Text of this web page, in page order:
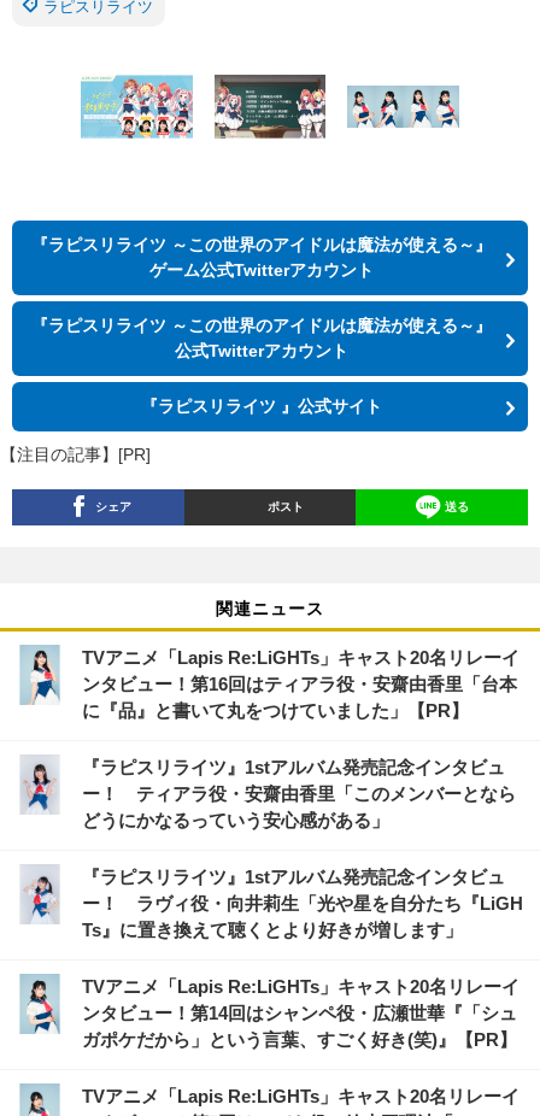
ラピスリライツ
『ラピスリライツ ～この世界のアイドルは魔法が使える～』
ゲーム公式Twitterアカウント
『ラピスリライツ ～この世界のアイドルは魔法が使える～』
公式Twitterアカウント
『ラピスリライツ 』公式サイト
【注目の記事】[PR]
シェア ポスト 送る
関連ニュース
TVアニメ「Lapis Re:LiGHTs」キャスト20名リレーイ
ンタビュー！第16回はティアラ役・安齋由香里「台本
に『品』と書いて丸をつけていました」【PR】
『ラピスリライツ』1stアルバム発売記念インタビュ
ー！ ティアラ役・安齋由香里「このメンバーとなら
どうにかなるっていう安心感がある」
『ラピスリライツ』1stアルバム発売記念インタビュ
ー！ ラヴィ役・向井莉生「光や星を自分たち『LiGH
Ts』に置き換えて聴くとより好きが増します」
TVアニメ「Lapis Re:LiGHTs」キャスト20名リレーイ
ンタビュー！第14回はシャンペ役・広瀬世華『「シュ
ガポケだから」という言葉、すごく好き(笑)』【PR】
TVアニメ「Lapis Re:LiGHTs」キャスト20名リレーイ